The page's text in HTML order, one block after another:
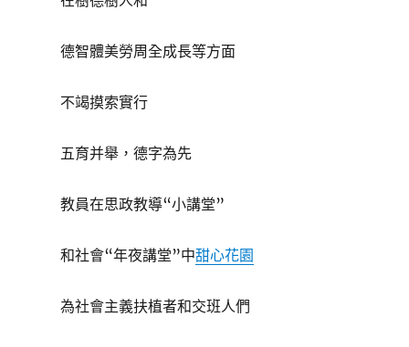
德智體美勞周全成長等方面
不竭摸索實行
五育并舉，德字為先
教員在思政教導“小講堂”
和社會“年夜講堂”中甜心花園
為社會主義扶植者和交班人們